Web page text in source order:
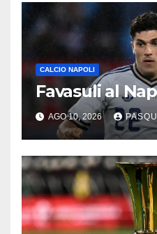
CALCIO NAPOLI
Favasuli al
AGO 10, 2026